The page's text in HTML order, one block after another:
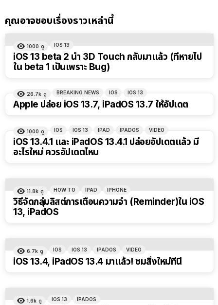
คุณอาจชอบเรื่องราวเหล่านี้
1000 ดู IOS 13
iOS 13 beta 2 นำ 3D Touch กลับมาแล้ว (ที่หายไป
ใน beta 1 เป็นเพราะ Bug)
26.7k ดู BREAKING NEWS IOS IOS 13
Apple ปล่อย iOS 13.7, iPadOS 13.7 ให้อัปเดต
1000 ดู IOS IOS 13 IPAD IPADOS VIDEO
iOS 13.4.1 และ iPadOS 13.4.1 ปล่อยอัปเดตแล้ว มี
อะไรใหม่ ควรอัปเดตไหม
11.8k ดู HOW TO IPAD IPHONE
วิธีจัดกลุ่มลิสต์การเตือนความจำ (Reminder)ใน iOS
13, iPadOS
6.7k ดู IOS IOS 13 IPADOS VIDEO
iOS 13.4, iPadOS 13.4 มาแล้ว! ชมสิ่งใหม่ที่นี่
1.6k ดู IOS 13 IPADOS